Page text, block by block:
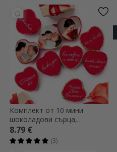
Комплект от 10 мини
шоколадови сърца,
персонализирани с
фотографии и текст -
Скрито послание
8.79 €
(3)